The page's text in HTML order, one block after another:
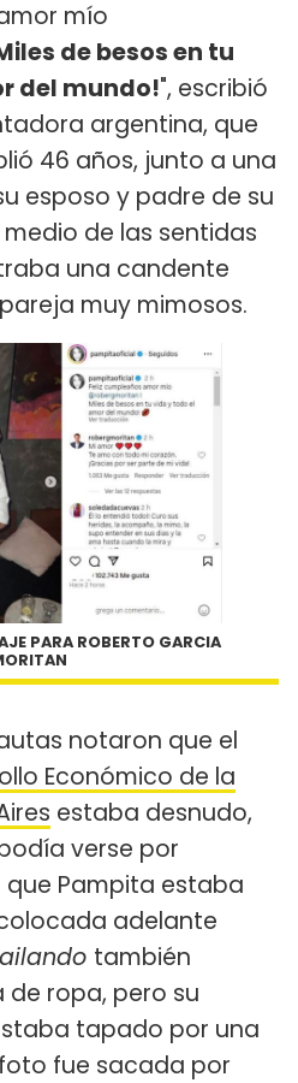
mío
de besos en tu
del mundo!", escribió
argentina, que
46 años, junto a una
esposo y padre de su
de las sentidas
una candente
muy mimosos.
PARA ROBERTO GARCIA
notaron que el
Económico de la
estaba desnudo,
verse por
Pampita estaba
adelante
también
ropa, pero su
tapado por una
fue sacada por